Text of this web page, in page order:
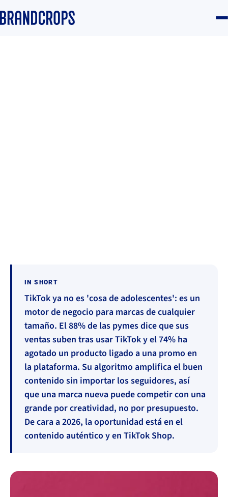
IN SHORT
TikTok ya no es 'cosa de adolescentes': es un
motor de negocio para marcas de cualquier
tamaño. El 88% de las pymes dice que sus
ventas suben tras usar TikTok y el 74% ha
agotado un producto ligado a una promo en
la plataforma. Su algoritmo amplifica el buen
contenido sin importar los seguidores, así
que una marca nueva puede competir con una
grande por creatividad, no por presupuesto.
De cara a 2026, la oportunidad está en el
contenido auténtico y en TikTok Shop.